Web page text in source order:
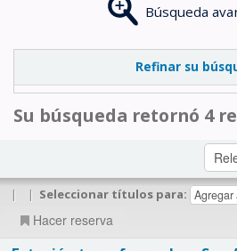
Búsqueda
Refinar su
Su búsqueda retornó 4
| | Seleccionar títulos para:
Hacer reserva